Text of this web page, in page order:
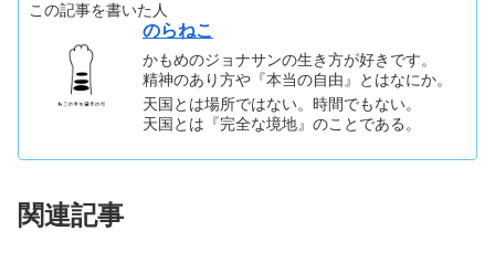
この記事を書いた人
のらねこ
かもめのジョナサンの生き方が好きです。
精神のあり方や『本当の自由』とはなにか。
天国とは場所ではない。時間でもない。
天国とは『完全な境地』のことである。
関連記事